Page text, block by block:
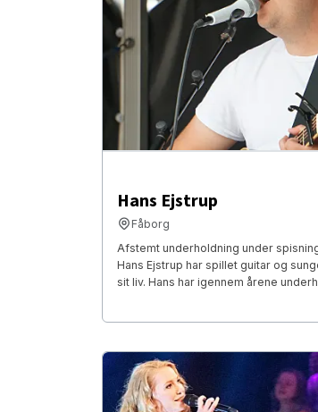
Hans Ejstrup
Fåborg
Afstemt underholdning under
Hans Ejstrup har spillet guitar og
sit liv. Hans har igennem årene